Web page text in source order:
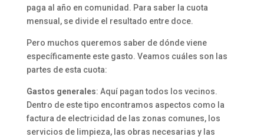
paga al año en comunidad. Para saber la cuota
mensual, se divide el resultado entre doce.
Pero muchos queremos saber de dónde viene
específicamente este gasto. Veamos cuáles son las
partes de esta cuota:
Gastos generales: Aquí pagan todos los vecinos.
Dentro de este tipo encontramos aspectos como la
factura de electricidad de las zonas comunes, los
servicios de limpieza, las obras necesarias y las